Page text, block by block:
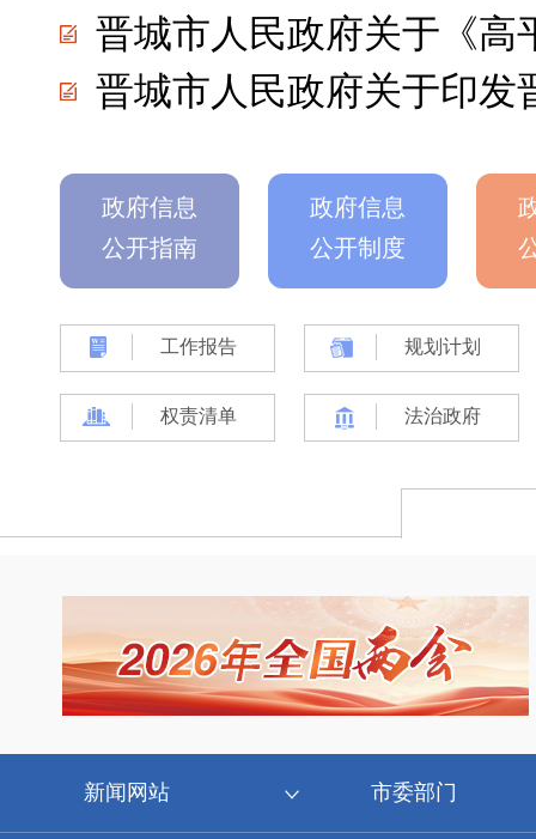
晋城市人民政府关于《高平经济技术
晋城市人民政府关于印发晋城市2026
政府信息
公开指南
政府信息
公开制度
工作报告 规划计划
权责清单 法治政府
新闻网站 市委部门